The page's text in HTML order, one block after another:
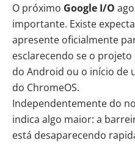
O próximo Google I/O
importante. Existe
apresente oficialmente
esclarecendo se o
do Android ou o início de
do ChromeOS.
Independentemente do
indica algo maior: a
está desaparecendo